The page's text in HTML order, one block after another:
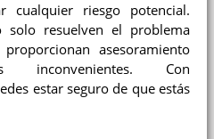
cualquier riesgo potencial.
resuelven el problema
asesoramiento
Con
estar seguro de que estás